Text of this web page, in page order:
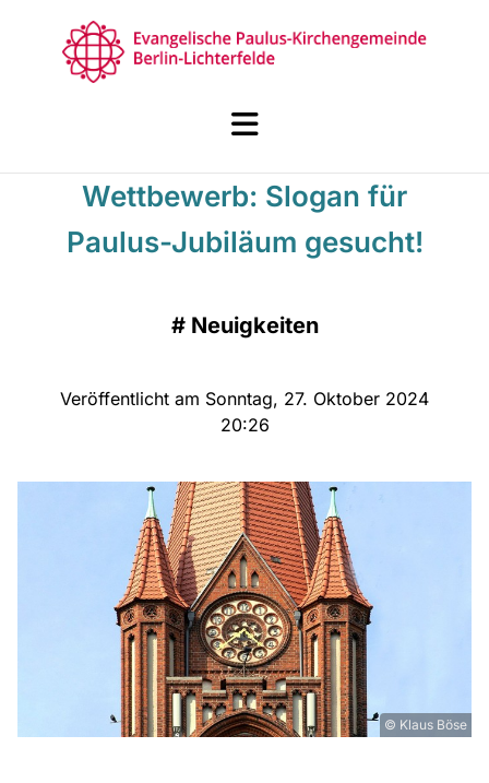
Wettbewerb: Slogan für
Paulus-Jubiläum gesucht!
# Neuigkeiten
Veröffentlicht am Sonntag, 27. Oktober 2024
20:26
© Klaus Böse